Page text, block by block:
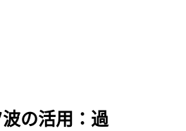
の活用：過